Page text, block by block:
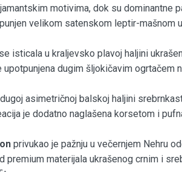
motivima, dok su dominantne
velikom satenskom leptir-mašnom
se isticala u kraljevsko plavoj haljini
upotpunjena dugim šljokičavim ogrtačem
asimetričnoj balskoj haljini
je dodatno naglašena korsetom i
privukao je pažnju u večernjem Nehru
premium materijala ukrašenog crnim i